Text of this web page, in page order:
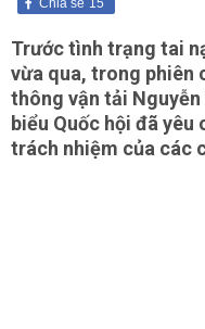
15
Chia sẻ
Trước tình trạng tai
vừa qua, trong phiên
thông vận tải
biểu Quốc hội đã yêu
trách nhiệm của các